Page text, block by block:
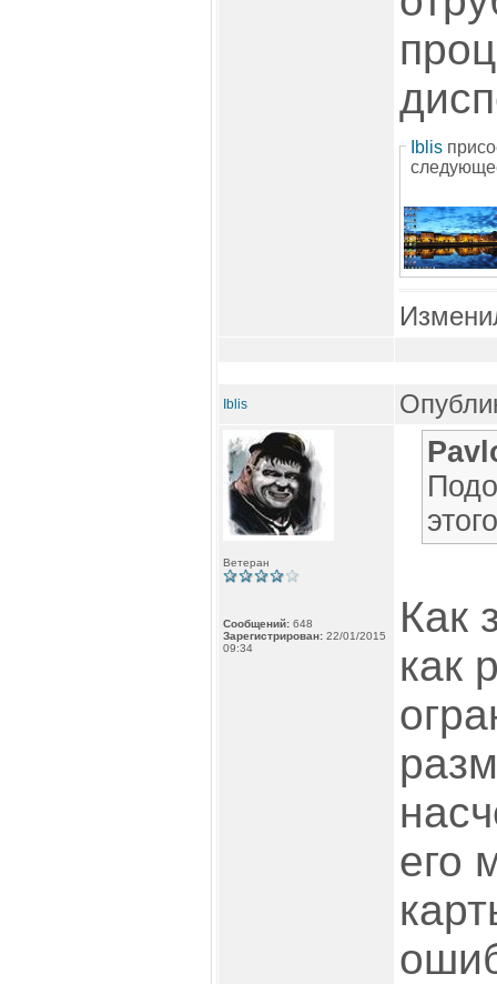
Iblis
Iblis
Ветеран
Сообщений: 648
Зарегистрирован: 22/01/2015
09:34
Как
как
его